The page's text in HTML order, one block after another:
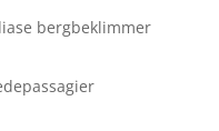
bergbeklimmer